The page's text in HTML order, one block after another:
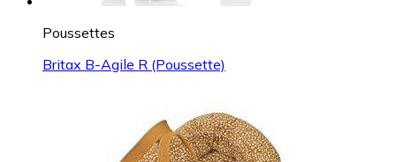
Poussettes
Britax B-Agile R (Poussette)